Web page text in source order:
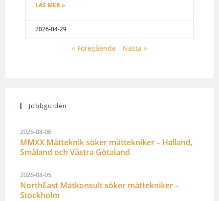
LÄS MER »
2026-04-29
« Föregående Nästa »
Jobbguiden
2026-08-06
MMXX Mätteknik söker mättekniker – Halland,
Småland och Västra Götaland
2026-08-05
NorthEast Mätkonsult söker mättekniker –
Stockholm